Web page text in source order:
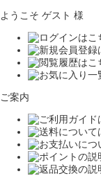
ようこそ ゲスト 様
ご案内